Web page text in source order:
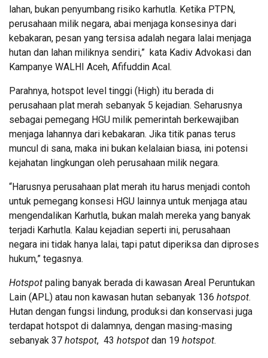
lahan, bukan penyumbang risiko karhutla. Ketika PTPN,
perusahaan milik negara, abai menjaga konsesinya dari
kebakaran, pesan yang tersisa adalah negara lalai menjaga
hutan dan lahan miliknya sendiri,” kata Kadiv Advokasi dan
Kampanye WALHI Aceh, Afifuddin Acal.
Parahnya, hotspot level tinggi (High) itu berada di
perusahaan plat merah sebanyak 5 kejadian. Seharusnya
sebagai pemegang HGU milik pemerintah berkewajiban
menjaga lahannya dari kebakaran. Jika titik panas terus
muncul di sana, maka ini bukan kelalaian biasa, ini potensi
kejahatan lingkungan oleh perusahaan milik negara.
“Harusnya perusahaan plat merah itu harus menjadi contoh
untuk pemegang konsesi HGU lainnya untuk menjaga atau
mengendalikan Karhutla, bukan malah mereka yang banyak
terjadi Karhutla. Kalau kejadian seperti ini, perusahaan
negara ini tidak hanya lalai, tapi patut diperiksa dan diproses
hukum,” tegasnya.
Hotspot paling banyak berada di kawasan Areal Peruntukan
Lain (APL) atau non kawasan hutan sebanyak 136 hotspot.
Hutan dengan fungsi lindung, produksi dan konservasi juga
terdapat hotspot di dalamnya, dengan masing-masing
sebanyak 37 hotspot, 43 hotspot dan 19 hotspot.